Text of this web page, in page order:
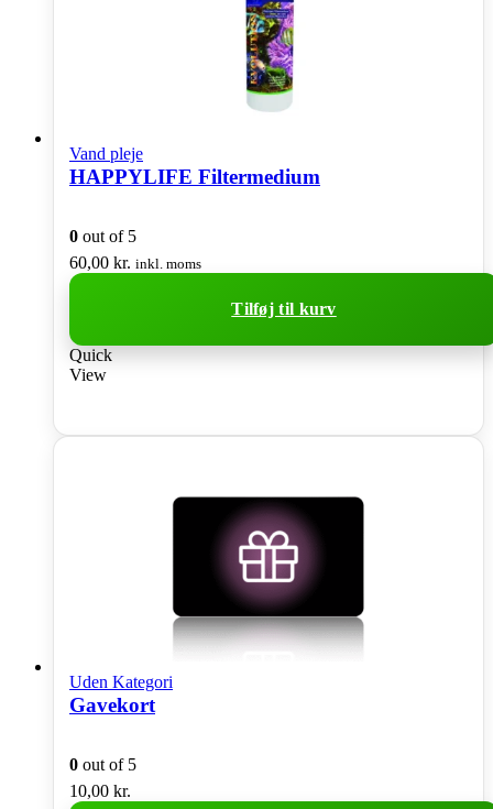
Vand pleje
HAPPYLIFE Filtermedium
0 out of 5
60,00 kr. inkl. moms
Tilføj til kurv
Quick
View
Uden Kategori
Gavekort
0 out of 5
10,00 kr.